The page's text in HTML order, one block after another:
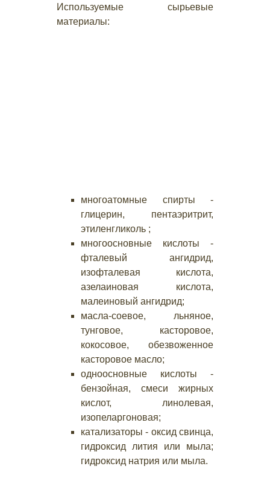
Используемые сырьевые
материалы:
многоатомные спирты -
глицерин, пентаэритрит,
этиленгликоль ;
многоосновные кислоты -
фталевый ангидрид,
изофталевая кислота,
азелаиновая кислота,
малеиновый ангидрид;
масла-соевое, льняное,
тунговое, касторовое,
кокосовое, обезвоженное
касторовое масло;
одноосновные кислоты -
бензойная, смеси жирных
кислот, линолевая,
изопеларгоновая;
катализаторы - оксид свинца,
гидроксид лития или мыла;
гидроксид натрия или мыла.